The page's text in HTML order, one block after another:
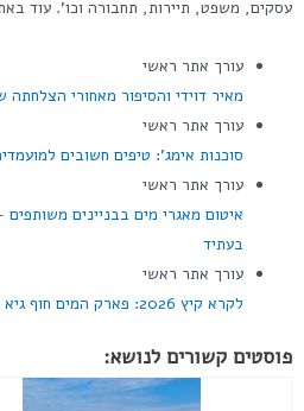
עסקים, משפט, תיירות, תחבורה וכו'. עוד
עורך אתר ראשי
מאיר דוידי והסיפור מאחורי הצלחתה
עורך אתר ראשי
סוכנות אימג': טיפים חשובים
עורך אתר ראשי
איטום מאגרי מים בבניינים
בעתיד
עורך אתר ראשי
לקרא קיץ 2026: פארק המים חוף גיא נערך לפתיחת העונה
פוסטים קשורים לנושא: